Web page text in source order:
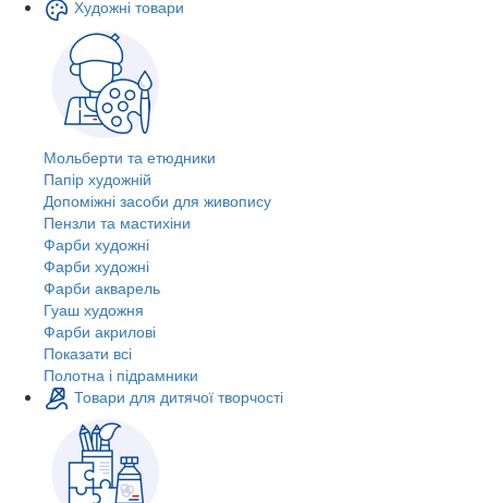
Художні товари
Мольберти та етюдники
Папір художній
Допоміжні засоби для живопису
Пензли та мастихіни
Фарби художні
Фарби художні
Фарби акварель
Гуаш художня
Фарби акрилові
Показати всі
Полотна і підрамники
Товари для дитячої творчості